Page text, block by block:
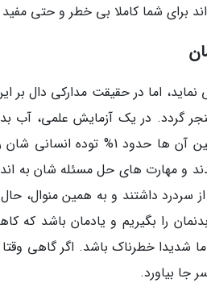
برای شما کاملا بی خطر و حتی
نماید، اما در حقیقت مدارکی دال
تحرک بدنی تخلیه شد. به طور
مهارت های حل مسئله شان به
داشتند و به همین منوال، حال
را بگیریم و یادمان باشد که
شدیدا خطرناک باشد. اگر گاهی
جا بیاورد.